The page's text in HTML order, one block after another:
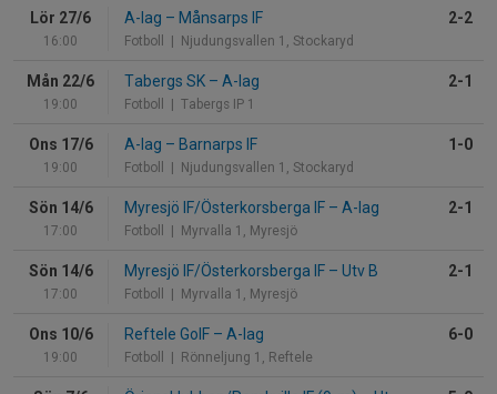
Lör 27/6
16:00
A-lag – Månsarps IF
Fotboll | Njudungsvallen 1, Stockaryd
2-2
Mån 22/6
19:00
Tabergs SK – A-lag
Fotboll | Tabergs IP 1
2-1
Ons 17/6
19:00
A-lag – Barnarps IF
Fotboll | Njudungsvallen 1, Stockaryd
1-0
Sön 14/6
17:00
Myresjö IF/Österkorsberga IF – A-lag
Fotboll | Myrvalla 1, Myresjö
2-1
Sön 14/6
17:00
Myresjö IF/Österkorsberga IF – Utv B
Fotboll | Myrvalla 1, Myresjö
2-1
Ons 10/6
19:00
Reftele GoIF – A-lag
Fotboll | Rönneljung 1, Reftele
6-0